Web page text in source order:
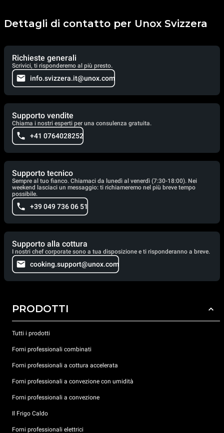
Dettagli di contatto per Unox Svizzera
Richieste generali
Scrivici, ti risponderemo al più presto.
info.svizzera.it@unox.com
Supporto vendite
Chiama i nostri esperti per una consulenza gratuita.
+41 0764028252
Supporto tecnico
Sempre al tuo fianco. Chiamaci da lunedì al venerdì (7:30-18:00). Nei
weekend lasciaci un messaggio: ti richiameremo nel più breve tempo
possibile.
+39 049 736 06 51
Supporto alla cottura
I nostri chef corporate sono a tua disposizione e ti risponderanno a breve.
cooking.support@unox.com
PRODOTTI
Tutti i prodotti
Forni professionali combinati
Forni professionali a cottura accelerata
Forni professionali a convezione con umidità
Forni professionali a convezione
Il Frigo Caldo
Forni professionali elettrici